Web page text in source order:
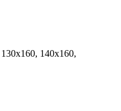
140x160,